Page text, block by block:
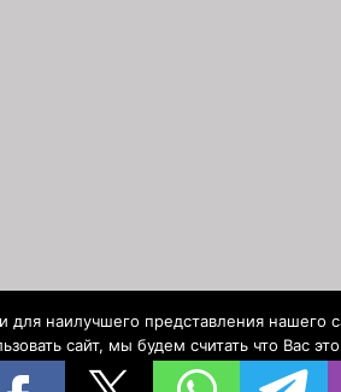
для наилучшего представления нашего
сайт, мы будем считать что Вас
Ok